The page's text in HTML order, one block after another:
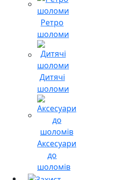
Ретро
шоломи
Дитячі
шоломи
Аксесуари
до
шоломів